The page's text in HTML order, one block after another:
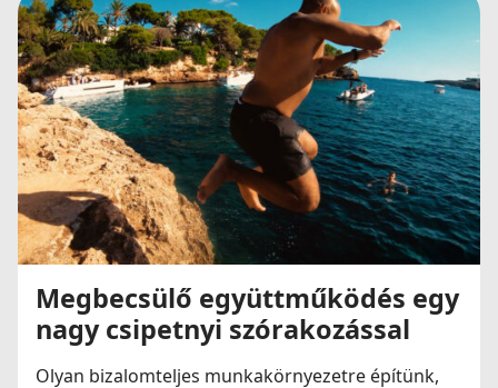
Megbecsülő együttműködés egy
nagy csipetnyi szórakozással
Olyan bizalomteljes munkakörnyezetre építünk,